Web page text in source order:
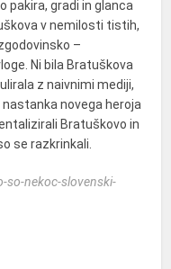
pakira, gradi in glanca
v nemilosti tistih,
–
Ni bila Bratuškova
z naivnimi mediji,
novega heroja
Bratuškovo in
se razkrinkali.
so-nekoc-slovenski-